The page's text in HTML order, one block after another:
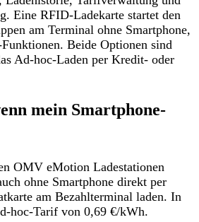
Eine RFID-Ladekarte startet den
am Terminal ohne Smartphone,
Beide Optionen sind
Ad-hoc-Laden per Kredit- oder
mein Smartphone-
OMV eMotion Ladestationen
ohne Smartphone direkt per
am Bezahlterminal laden. In
hoc-Tarif von 0,69 €/kWh.